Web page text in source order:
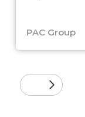
PAC Group